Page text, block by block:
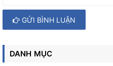
GỬI BÌNH LUẬN
DANH MỤC